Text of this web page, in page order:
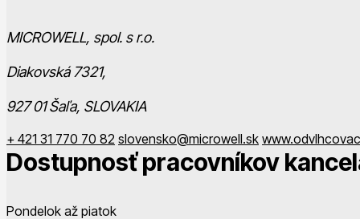
MICROWELL, spol. s r.o.
Diakovská 7321,
927 01 Šaľa, SLOVAKIA
+ 421 31 770 70 82 slovensko@microwell.sk
Dostupnosť pracovníkov
Pondelok až piatok